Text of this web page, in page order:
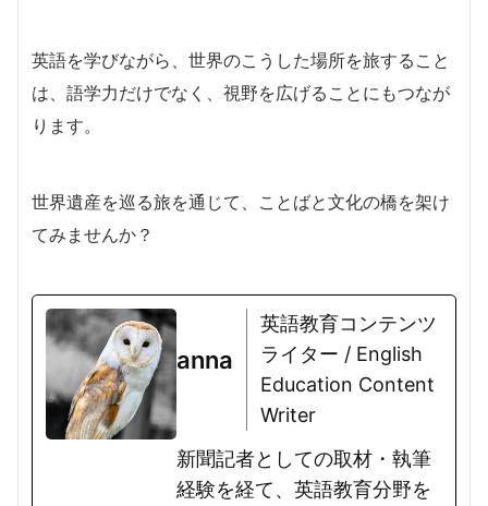
英語を学びながら、世界のこうした場所を旅すること
は、語学力だけでなく、視野を広げることにもつなが
ります。
世界遺産を巡る旅を通じて、ことばと文化の橋を架け
てみませんか？
anna
英語教育コンテンツ
ライター / English
Education Content
Writer
新聞記者としての取材・執筆
経験を経て、英語教育分野を